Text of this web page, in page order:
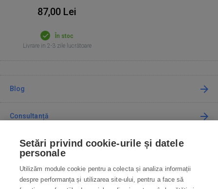
87,00 Lei
În stoc
Livrare in 2-3 zile lucrătoare
Blog
Consultanță
Cum cumpăr
Contact
Setări privind cookie-urile și datele
personale
Utilizăm module cookie pentru a colecta și analiza informații
despre performanța și utilizarea site-ului, pentru a face să